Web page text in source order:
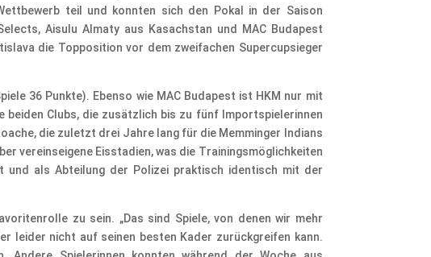
teil und konnten sich den Pokal in der Saison
Aisulu Almaty aus Kasachstan und MAC Budapest
die Topposition vor dem zweifachen Supercupsieger
36 Punkte). Ebenso wie MAC Budapest ist HKM nur mit
Clubs, die zusätzlich bis zu fünf Importspielerinnen
die zuletzt drei Jahre lang für die Memminger Indians
vereinseigene Eisstadien, was die Trainingsmöglichkeiten
als Abteilung der Polizei praktisch identisch mit der
zu sein. „Das sind Spiele, von denen wir mehr
leider nicht auf seinen besten Kader zurückgreifen kann.